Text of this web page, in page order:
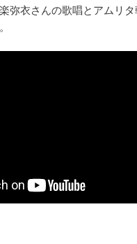
弥衣さんの歌唱とアムリ